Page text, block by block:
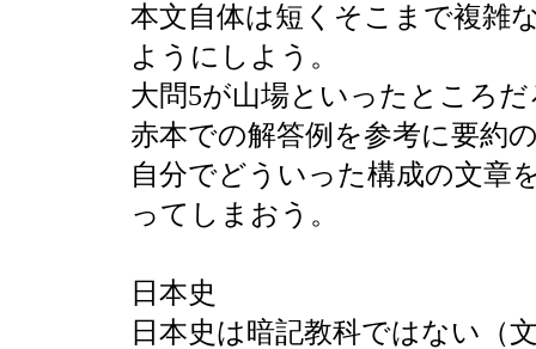
本文自体は短くそこまで複雑
ようにしよう。
大問5が山場といったところ
赤本での解答例を参考に要約
自分でどういった構成の文章
ってしまおう。
日本史
日本史は暗記教科ではない（